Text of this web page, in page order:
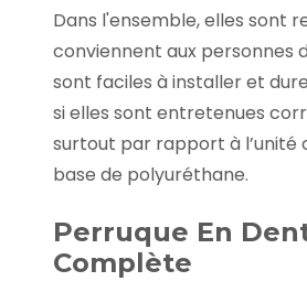
Dans l'ensemble, elles sont
conviennent aux personnes
sont faciles à installer et
si elles sont entretenues
surtout par rapport à l’unité
base de polyuréthane.
Perruque En
Complète